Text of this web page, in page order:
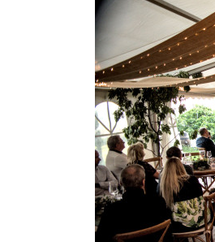
Munkatársak
Hallgatók
Alumni
Felvételizők